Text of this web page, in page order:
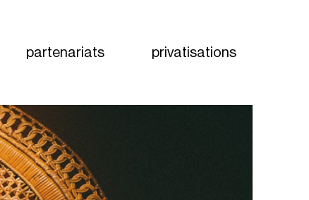
partenariats privatisations